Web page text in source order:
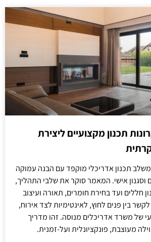
תכנון מקצועיים ליצירת
משלב תכנון אדריכלי מוקפד עם הבנה עמוקה
וסגנון אישי. המאמר סוקר את שלבי התהליך,
חללים ועד בחירת חומרים, תאורה ועיצוב
בין פנים לחוץ, לאינטימיות לצד אירוח,
של משרד אדריכלים מנוסה. זהו מדריך
מעוצבת, פונקציונלית ועל-זמנית.